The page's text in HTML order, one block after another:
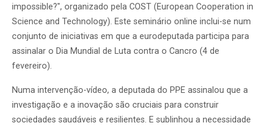
impossible?", organizado pela COST (European Cooperation in
Science and Technology). Este seminário online inclui-se num
conjunto de iniciativas em que a eurodeputada participa para
assinalar o Dia Mundial de Luta contra o Cancro (4 de
fevereiro).
Numa intervenção-vídeo, a deputada do PPE assinalou que a
investigação e a inovação são cruciais para construir
sociedades saudáveis e resilientes. E sublinhou a necessidade